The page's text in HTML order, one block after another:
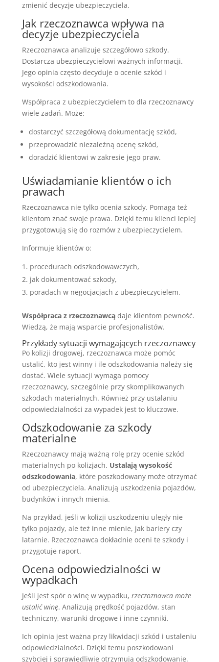
zmienić decyzje ubezpieczyciela.
Jak rzeczoznawca wpływa na
decyzje ubezpieczyciela
Rzeczoznawca analizuje szczegółowo szkody.
Dostarcza ubezpieczycielowi ważnych informacji.
Jego opinia często decyduje o ocenie szkód i
wysokości odszkodowania.
Współpraca z ubezpieczycielem to dla rzeczoznawcy
wiele zadań. Może:
dostarczyć szczegółową dokumentację szkód,
przeprowadzić niezależną ocenę szkód,
doradzić klientowi w zakresie jego praw.
Uświadamianie klientów o ich
prawach
Rzeczoznawca nie tylko ocenia szkody. Pomaga też
klientom znać swoje prawa. Dzięki temu klienci lepiej
przygotowują się do rozmów z ubezpieczycielem.
Informuje klientów o:
procedurach odszkodowawczych,
jak dokumentować szkody,
poradach w negocjacjach z ubezpieczycielem.
Współpraca z rzeczoznawcądaje klientom pewność.
Wiedzą, że mają wsparcie profesjonalistów.
Przykłady sytuacji wymagających rzeczoznawcy
Po kolizji drogowej, rzeczoznawca może pomóc
ustalić, kto jest winny i ile odszkodowania należy się
dostać. Wiele sytuacji wymaga pomocy
rzeczoznawcy, szczególnie przy skomplikowanych
szkodach materialnych. Również przy ustalaniu
odpowiedzialności za wypadek jest to kluczowe.
Odszkodowanie za szkody
materialne
Rzeczoznawcy mają ważną rolę przy ocenie szkód
materialnych po kolizjach. Ustalają wysokość
odszkodowania, które poszkodowany może otrzymać
od ubezpieczyciela. Analizują uszkodzenia pojazdów,
budynków i innych mienia.
Na przykład, jeśli w kolizji uszkodzeniu uległy nie
tylko pojazdy, ale też inne mienie, jak bariery czy
latarnie. Rzeczoznawca dokładnie oceni te szkody i
przygotuje raport.
Ocena odpowiedzialności w
wypadkach
Jeśli jest spór o winę w wypadku, rzeczoznawca może
ustalić winę. Analizują prędkość pojazdów, stan
techniczny, warunki drogowe i inne czynniki.
Ich opinia jest ważna przy likwidacji szkód i ustaleniu
odpowiedzialności. Dzięki temu poszkodowani
szybciej i sprawiedliwie otrzymują odszkodowanie.